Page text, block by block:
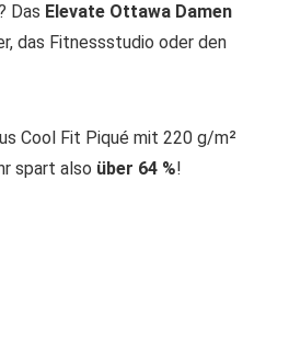
Das Elevate Ottawa Damen
das Fitnessstudio oder den
Cool Fit Piqué mit 220 g/m²
spart also über 64 %!